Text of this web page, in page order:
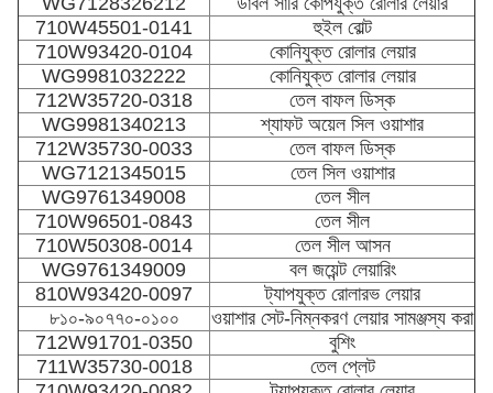
710W45501-0141
হুইল বোল্ট
710W93420-0104
কোনিযুক্ত রোলার লেয়ার
WG9981032222
কোনিযুক্ত রোলার লেয়ার
712W35720-0318
তেল বাফল ডিস্ক
WG9981340213
শ্যাফট অয়েল সিল ওয়াশার
712W35730-0033
তেল বাফল ডিস্ক
WG7121345015
তেল সিল ওয়াশার
WG9761349008
তেল সীল
710W96501-0843
তেল সীল
710W50308-0014
তেল সীল আসন
WG9761349009
বল জয়েন্ট লেয়ারিং
810W93420-0097
ট্যাপযুক্ত রোলারভ লেয়ার
৮১০-৯০৭৭০-০১০০
ওয়াশার সেট-নিম্নকরণ লেয়ার সামঞ্জস্য করা
712W91701-0350
বুশিং
711W35730-0018
তেল প্লেট